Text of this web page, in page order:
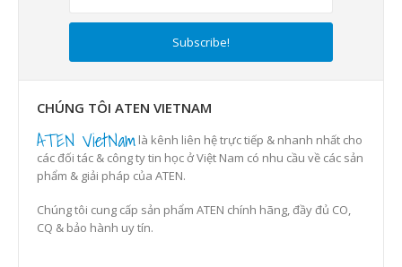
CHÚNG TÔI ATEN VIETNAM
ATEN VietNam là kênh liên hệ trực tiếp & nhanh nhất cho
các đối tác & công ty tin học ở Việt Nam có nhu cầu về các sản
phẩm & giải pháp của ATEN.
Chúng tôi cung cấp sản phẩm ATEN chính hãng, đầy đủ CO,
CQ & bảo hành uy tín.